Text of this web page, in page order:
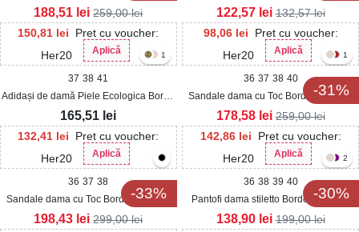
Bordo Sidhi
150,81 lei
Pret cu voucher:
Her20
Aplică
188,51 lei 259,00lei
Ecologica Sharvi
98,06 lei
Pret cu voucher:
Her20
Aplică
122,57 lei 132,57lei
1
37 38 41
Adidași de damă Piele Ecologica Bordo
Sakaia
132,41 lei
Pret cu voucher:
Her20
Aplică
165,51 lei
-31%
1
36 37 38 40
Sandale dama cu Toc Bordo din Piele
Ecologica Lacuita Irsa
142,86 lei
Pret cu voucher:
Her20
Aplică
178,58 lei 259,00lei
-33%
36 37 38
Sandale dama cu Toc Bordo din Piele
Ecologica Lacuita Davey
198,43 lei 299,00lei
-30%
2
36 38 39 40
Pantofi dama stiletto Bordo din Piele
Ecologica Lacuita Similo
138,90 lei 199,00lei